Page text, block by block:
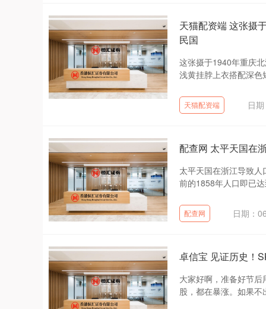
天猫配资端 这张摄
民国
这张摄于1940年重庆
浅黄挂脖上衣搭配深
天猫配资端 日
配查网 太平天国在
太平天国在浙江导致
前的1858年人口即已
配查网 日期：
卓信宝 见证历史！
大家好啊，准备好节后
股，都在暴涨。如果